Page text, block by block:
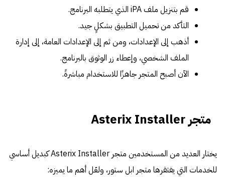
قم بتنزيل ملف iPA الذي يتطلبه البرنامج.
التأكد من تحميل التطبيق بشكلٍ جيد.
أذهب إلى الإعدادات، ومن ثم إلى الإعدادات العامة، إلى إدارة
الملف الشخصي، وإعطاء زر الوثوق بالبرنامج.
الآن أصبح المتجر جاهزًا للاستخدام مباشرةً.
متجر Asterix Installer
يختار العديد من المستخدمين متجر Asterix Installer كبديل أساسي
للخدمات التي يفتقرها متجر ابل ستور، ولعّل أهم ما يميزه: